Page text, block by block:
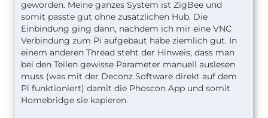
geworden. Meine ganzes System ist ZigBee und
somit passte gut ohne zusätzlichen Hub. Die
Einbindung ging dann, nachdem ich mir eine VNC
Verbindung zum Pi aufgebaut habe ziemlich gut. In
einem anderen Thread steht der Hinweis, dass man
bei den Teilen gewisse Parameter manuell auslesen
muss (was mit der Deconz Software direkt auf dem
Pi funktioniert) damit die Phoscon App und somit
Homebridge sie kapieren.